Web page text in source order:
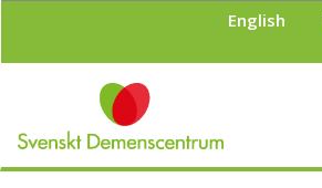
l
English